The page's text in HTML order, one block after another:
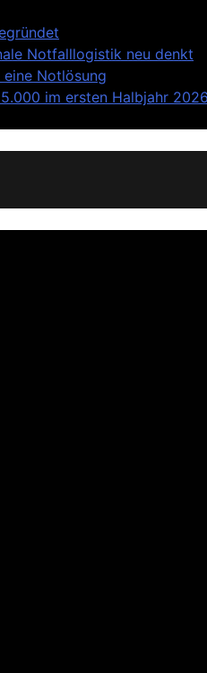
Notfalllogistik neu denkt
Notlösung
im ersten Halbjahr